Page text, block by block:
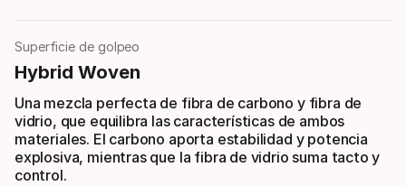
Superficie de golpeo
Hybrid Woven
Una mezcla perfecta de fibra de carbono y fibra de
vidrio, que equilibra las características de ambos
materiales. El carbono aporta estabilidad y potencia
explosiva, mientras que la fibra de vidrio suma tacto y
control.